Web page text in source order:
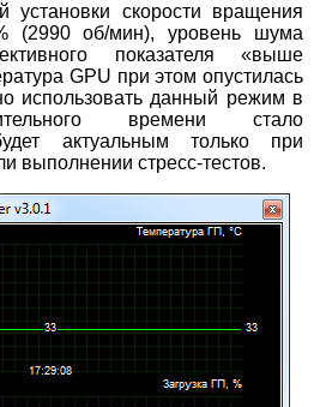
установки скорости вращения
(2990 об/мин), уровень шума
показателя «выше
GPU при этом опустилась
использовать данный режим в
времени стало
актуальным только при
выполнении стресс-тестов.